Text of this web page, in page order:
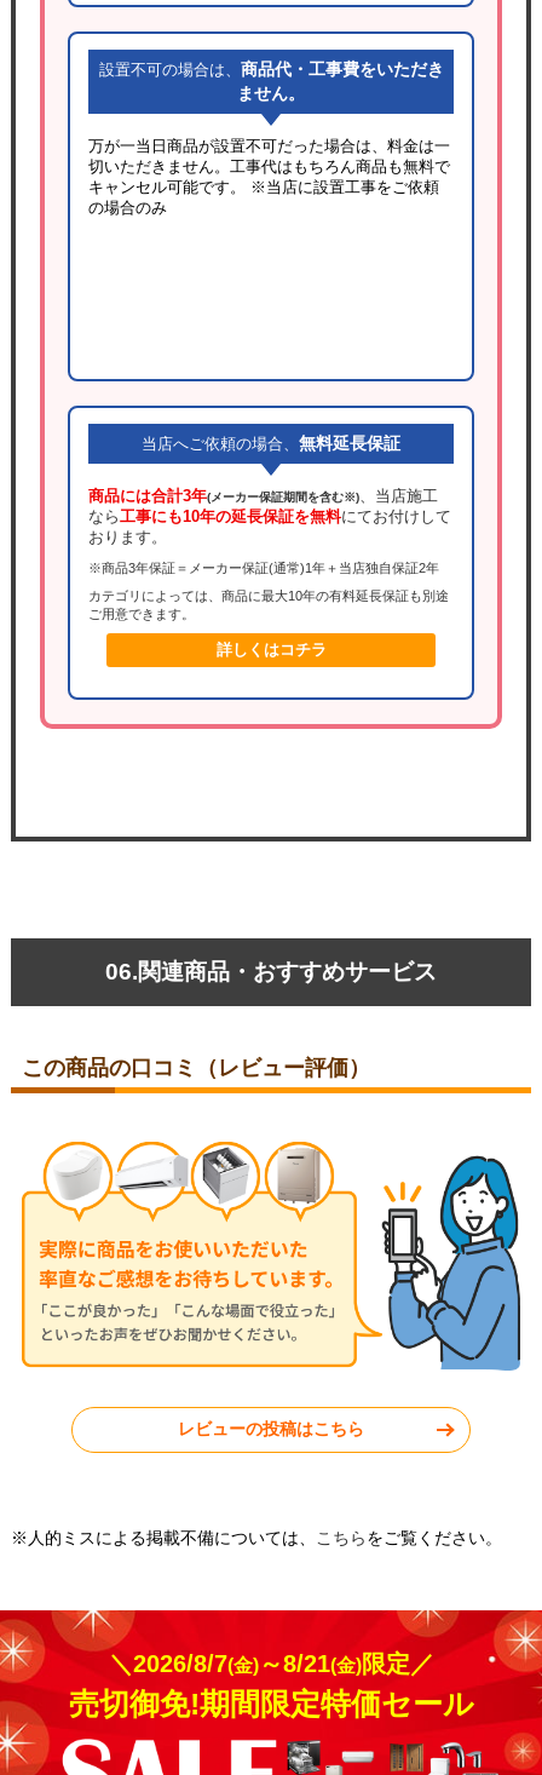
設置不可の場合は、 商品代・工事費をいただき
ません。
万が一当日商品が設置不可だった場合は、料金は一
切いただきません。工事代はもちろん商品も無料で
キャンセル可能です。
※当店に設置工事をご依頼
の場合のみ
当店へご依頼の場合、 無料延長保証
商品には合計3年(メーカー保証期間を含む※)、当店施工
なら工事にも10年の延長保証を無料にてお付けして
おります。
※商品3年保証＝メーカー保証(通常)1年＋当店独自保証2年
カテゴリによっては、商品に最大10年の有料延長保証も別途
ご用意できます。
詳しくはコチラ
06.関連商品・おすすめサービス
この商品の口コミ（レビュー評価）
レビューの投稿はこちら
※人的ミスによる掲載不備については、 こちらをご覧ください。
＼2026/8/7(金)～8/21(金)限定／
売切御免!期間限定特価セール